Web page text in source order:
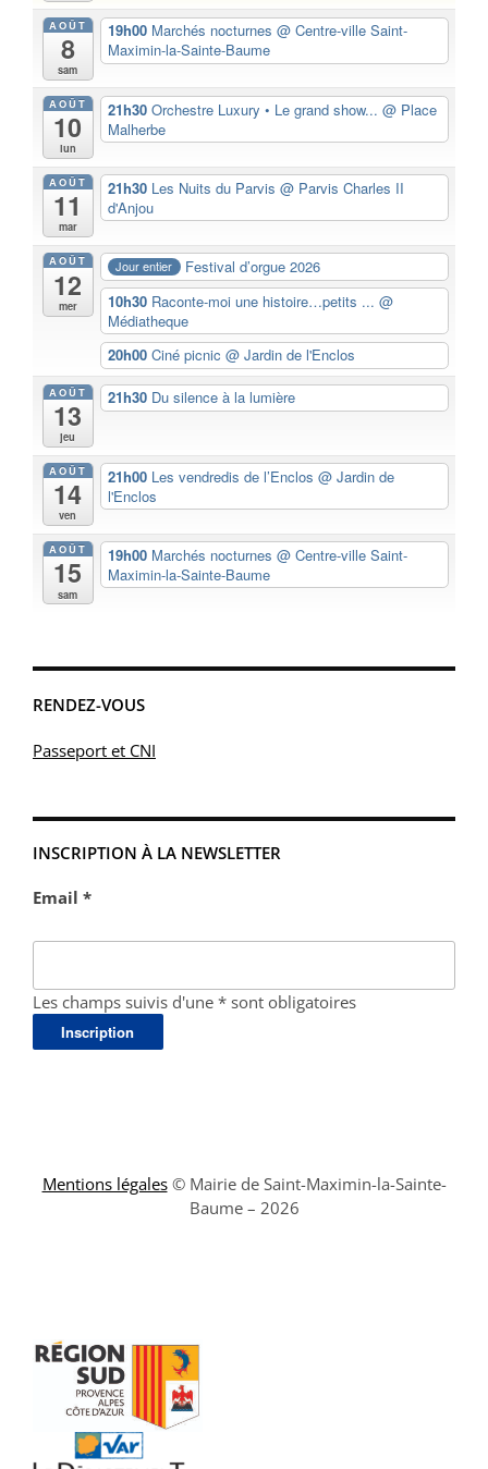
AOÛT
8
sam
19h00 Marchés nocturnes @ Centre-ville Saint-
Maximin-la-Sainte-Baume
AOÛT
10
lun
21h30 Orchestre Luxury • Le grand show... @ Place
Malherbe
AOÛT
11
mar
21h30 Les Nuits du Parvis @ Parvis Charles II
d'Anjou
AOÛT
12
mer
Jour entier
Festival d’orgue 2026
10h30 Raconte-moi une histoire…petits ... @
Médiatheque
20h00 Ciné picnic @ Jardin de l'Enclos
AOÛT
13
jeu
21h30 Du silence à la lumière
AOÛT
14
ven
21h00 Les vendredis de l’Enclos @ Jardin de
l'Enclos
AOÛT
15
sam
19h00 Marchés nocturnes @ Centre-ville Saint-
Maximin-la-Sainte-Baume
RENDEZ-VOUS
Passeport et CNI
INSCRIPTION À LA NEWSLETTER
Email *
Les champs suivis d'une * sont obligatoires
Mentions légales© Mairie de Saint-Maximin-la-Sainte-
Baume – 2026